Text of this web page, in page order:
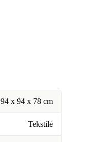
94 x 94 x 78 cm
Tekstilė